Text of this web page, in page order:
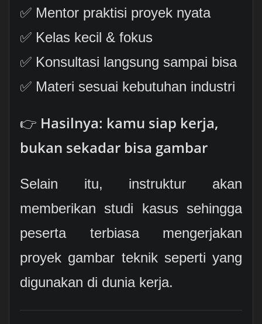
✅ Mentor praktisi proyek nyata
✅ Kelas kecil & fokus
✅ Konsultasi langsung sampai bisa
✅ Materi sesuai kebutuhan industri
👉 Hasilnya: kamu siap kerja,
bukan sekadar bisa gambar
Selain itu, instruktur akan
memberikan studi kasus sehingga
peserta terbiasa mengerjakan
proyek gambar teknik seperti yang
digunakan di dunia kerja.